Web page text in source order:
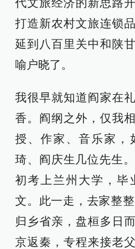
代文旅经济的新思路
打造新农村文旅连锁
延到八百里关中和陕
喻户晓了。
我很早就知道阎家在
香。阎纲之外，仅我
授、作家、音乐家，
琦、阎庆生几位先生
初考上兰州大学，毕
文。此一走，去家整
归乡省亲，盘桓多日
京返秦，专程来接老